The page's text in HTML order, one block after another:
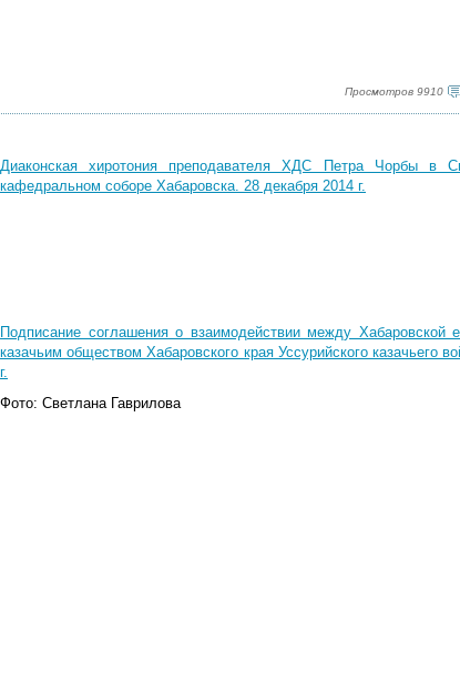
Просмотров 9910
Диаконская хиротония преподавателя ХДС Петра Чорбы в
кафедральном соборе Хабаровска. 28 декабря 2014 г.
Подписание соглашения о взаимодействии между Хабаровской
казачьим обществом Хабаровского края Уссурийского казачьего
г.
Фото: Светлана Гаврилова